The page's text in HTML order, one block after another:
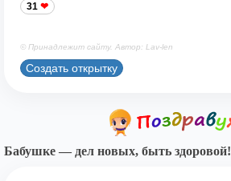
31
© Принадлежит сайту. Автор: Lav-len
Создать открытку
Бабушке — дел новых, быть здоровой!